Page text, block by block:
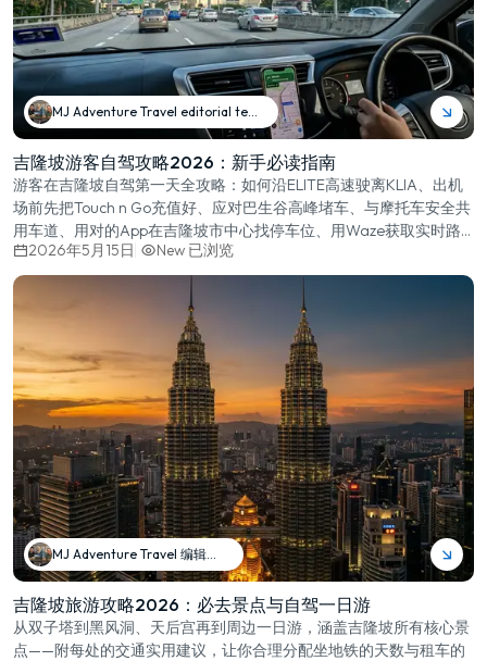
MJ Adventure Travel editorial team
吉隆坡游客自驾攻略2026：新手必读指南
游客在吉隆坡自驾第一天全攻略：如何沿ELITE高速驶离KLIA、出机
场前先把Touch n Go充值好、应对巴生谷高峰堵车、与摩托车安全共
用车道、用对的App在吉隆坡市中心找停车位、用Waze获取实时路
况。本攻略来自一线交车经验。
2026年5月15日 New 已浏览
MJ Adventure Travel 编辑团队
吉隆坡旅游攻略2026：必去景点与自驾一日游
从双子塔到黑风洞、天后宫再到周边一日游，涵盖吉隆坡所有核心景
点——附每处的交通实用建议，让你合理分配坐地铁的天数与租车的